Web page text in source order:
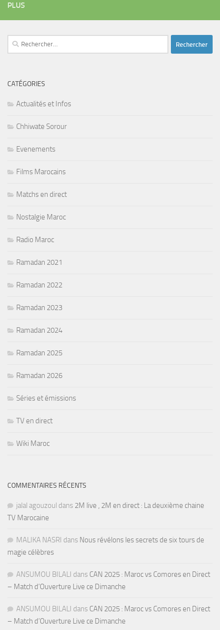
PLUS
Rechercher :
CATÉGORIES
Actualités et Infos
Chhiwate Sorour
Evenements
Films Marocains
Matchs en direct
Nostalgie Maroc
Radio Maroc
Ramadan 2021
Ramadan 2022
Ramadan 2023
Ramadan 2024
Ramadan 2025
Ramadan 2026
Séries et émissions
TV en direct
Wiki Maroc
COMMENTAIRES RÉCENTS
jalal agouzoul dans 2M live , 2M en direct : La deuxième chaine
TV Marocaine
MALIKA NASRI dans Nous révélons les secrets de six tours de
magie célèbres
ANSUMOU BILALI dans CAN 2025 : Maroc vs Comores en Direct
– Match d’Ouverture Live ce Dimanche
ANSUMOU BILALI dans CAN 2025 : Maroc vs Comores en Direct
– Match d’Ouverture Live ce Dimanche